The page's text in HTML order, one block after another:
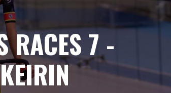
RACES 7 -